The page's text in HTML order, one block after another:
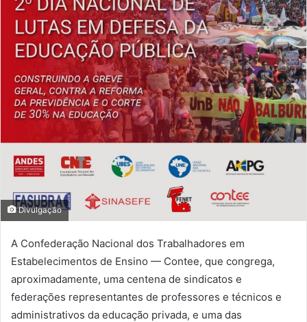
Divulgação
A Confederação Nacional dos Trabalhadores em
Estabelecimentos de Ensino — Contee, que congrega,
aproximadamente, uma centena de sindicatos e
federações representantes de professores e técnicos e
administrativos da educação privada, e uma das